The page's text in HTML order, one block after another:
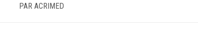
PAR ACRIMED